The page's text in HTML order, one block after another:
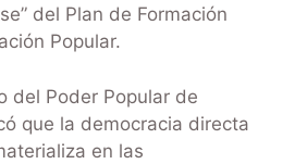
del Plan de Formación
Popular.
del Poder Popular de
que la democracia directa
en las